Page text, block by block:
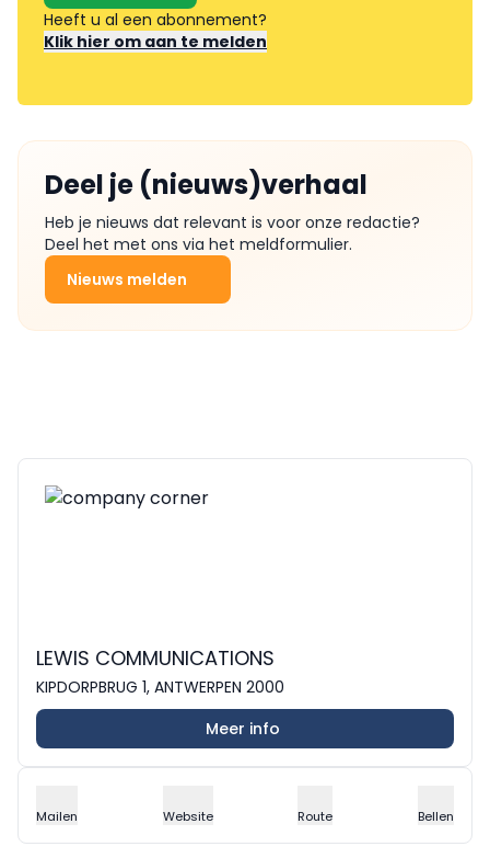
Heeft u al een abonnement?
Klik hier om aan te melden
Deel je (nieuws)verhaal
Heb je nieuws dat relevant is voor onze redactie?
Deel het met ons via het meldformulier.
Nieuws melden
LEWIS COMMUNICATIONS
KIPDORPBRUG 1, ANTWERPEN 2000
Meer info
Mailen Website Route Bellen